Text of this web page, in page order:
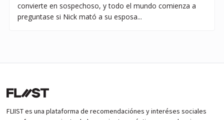
convierte en sospechoso, y todo el mundo comienza a
preguntase si Nick mató a su esposa...
FLIIST es una plataforma de recomendaciónes y interéses sociales